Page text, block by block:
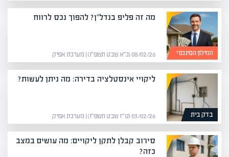
המילון הפיננסי
מה זה פליפ בנדל"ן? להפוך נכס לרווח
08/02/26 (כ״א שבט תשפ״ו) | מערכת אפיק
בדק בית
ליקויי אינסטלציה בדירה: מה ניתן לעשות?
03/02/26 (ט״ז שבט תשפ״ו) | מערכת אפיק
סירוב קבלן לתקן ליקויים: מה עושים במצב
כזה?